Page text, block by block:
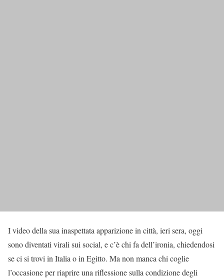
I video della sua inaspettata apparizione in città, ieri sera, oggi
sono diventati virali sui social, e c’è chi fa dell’ironia, chiedendosi
se ci si trovi in Italia o in Egitto. Ma non manca chi coglie
l’occasione per riaprire una riflessione sulla condizione degli